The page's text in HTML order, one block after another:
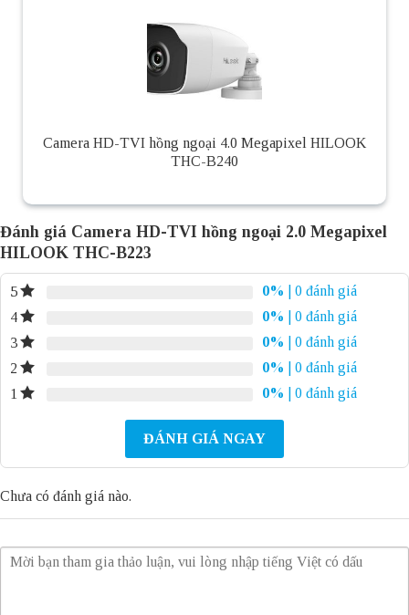
Camera HD-TVI hồng ngoại 4.0 Megapixel HILOOK
THC-B240
Đánh giá Camera HD-TVI hồng ngoại 2.0 Megapixel
HILOOK THC-B223
5 0%
| 0 đánh giá
4
0%
| 0 đánh giá
3
0%
| 0 đánh giá
2
0%
| 0 đánh giá
1
0% | 0 đánh giá
ĐÁNH GIÁ NGAY
Chưa có đánh giá nào.